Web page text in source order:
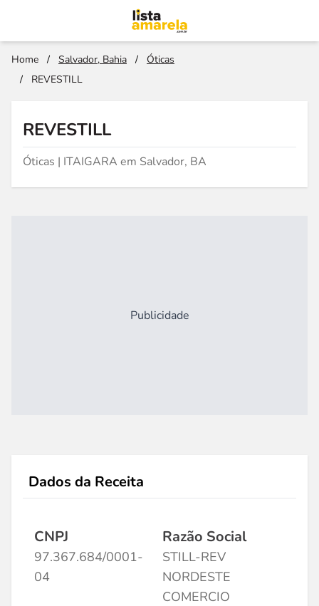
Home / Salvador, Bahia /
Óticas
/
REVESTILL
REVESTILL
Óticas | ITAIGARA em Salvador, BA
Publicidade
Dados da Receita
CNPJ
97.367.684/0001-
04
Razão Social
STILL-REV
NORDESTE
COMERCIO